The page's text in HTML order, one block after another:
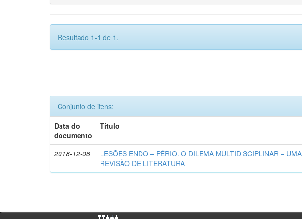
Resultado 1-1 de 1.
Conjunto de itens:
Data do
documento
Título
2018-12-08
LESÕES ENDO – PÉRIO: O DILEMA MULTIDISCIPLINAR – UMA
REVISÃO DE LITERATURA